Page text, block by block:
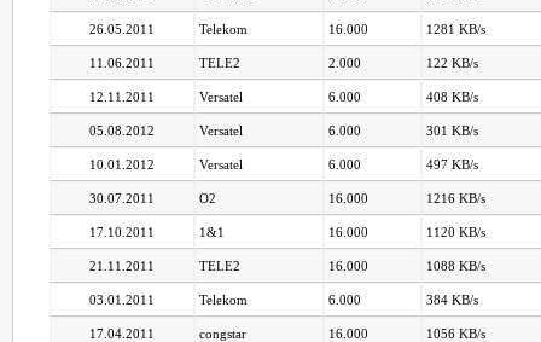
26.05.2011 Telekom 16.000 1281 KB/s
11.06.2011 TELE2 2.000 122 KB/s
12.11.2011 Versatel 6.000 408 KB/s
05.08.2012 Versatel 6.000 301 KB/s
10.01.2012 Versatel 6.000 497 KB/s
30.07.2011 O2 16.000 1216 KB/s
17.10.2011 1&1 16.000 1120 KB/s
21.11.2011 TELE2 16.000 1088 KB/s
03.01.2011 Telekom 6.000 384 KB/s
17.04.2011 congstar 16.000 1056 KB/s